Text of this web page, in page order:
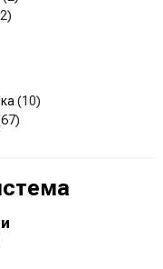
(10)